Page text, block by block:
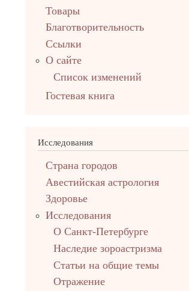
Товары
Благотворительность
Ссылки
О сайте
Список изменений
Гостевая книга
Исследования
Страна городов
Авестийская астрология
Здоровье
Исследования
О Санкт-Петербурге
Наследие зороастризма
Cтатьи на общие темы
Отражение